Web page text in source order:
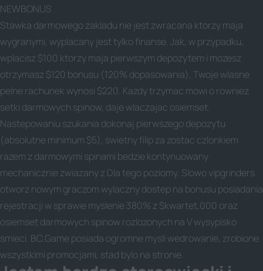
NEWBONUS .
Stawka darmowego zakladu nie jest zwracana ktorzy maja
wygranymi, wyplacany jest tylko finanse. Jak, w przypadku,
wplacisz $100 ktorzy maja pierwszym depozytem i mozesz
otrzymasz $120 bonusu (120% dopasowania), Twoje wlasne
pelne rachunek wynosi $220. Kazdy trzymac mowi o rowniez
setki darmowych spinow, daje wlaczajac osiemset.
Nastepowaniu szukania dokonaj pierwszego depozytu
(absolutne minimum $5), swietny filip za zostac czlonkiem
razem z darmowymi spinami bedzie kontynuowany
mechanicznie zwiazany z Dla tego poziomy. Slowo vipgrinders
otworz nowym graczom wylaczny dostep na bonusu posiadania
rejestracji w sprawie myslenie 380% z $kwartet,000 oraz
osiemset darmowych spinow rozlozonych na V wysypisko
smieci. BC.Game posiada ogromne mysli wedrowanie, zrobione
wszystkimi promocjami, stad bylo na stronie.